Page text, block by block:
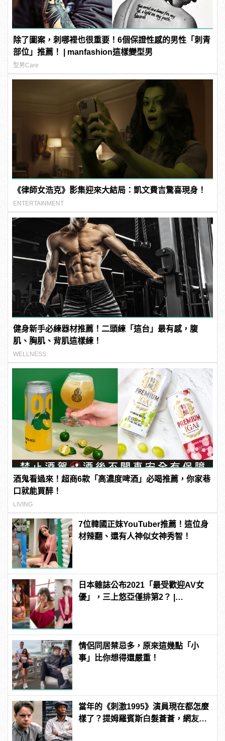
除了圖案，刺哪裡也很重要！6個保證性感的男性「刺青
部位」推薦！ | manfashion這樣變型男
型男Care
《律師女浩克》影集迎來大結局：凱文費吉驚喜現身！
ENTERTAINMENT
健身新手必練器材推薦！二頭練「這台」最有感，腹
肌、胸肌、背肌這樣練！
WELLNESS
酒鬼看過來！超商6款「高濃度啤酒」必喝推薦，你家巷
口就能買醉！
LIVING
7位韓國正妹YouTuber推薦！這位身
材辣翻、還有人神似女神秀智！
日本雜誌公布2021「最受歡迎AV女
優」，三上悠亞僅排第2？ |
情侶同居禁忌多，原來這幾點「小
事」比你想得還嚴重！
當年的《刺激1995》演員現在都怎麼
樣了？提姆羅賓斯白髮蒼蒼，網友